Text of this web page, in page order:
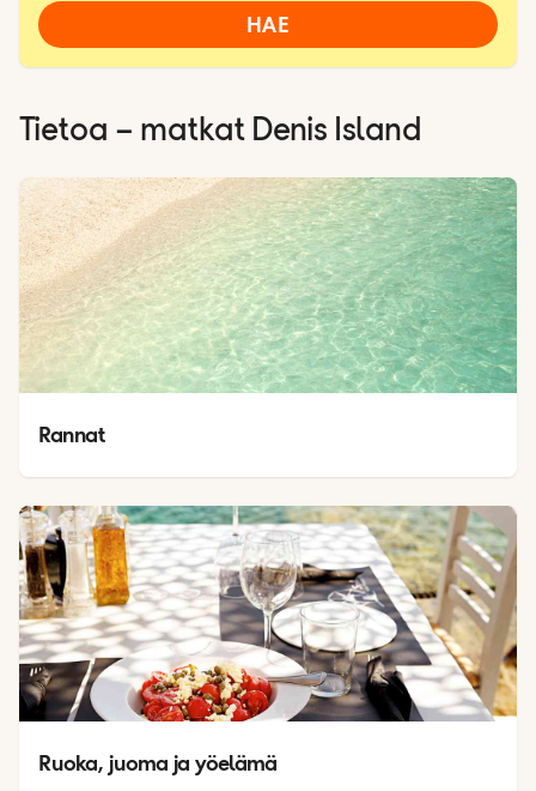
HAE
Tietoa – matkat Denis Island
Rannat
Ruoka, juoma ja yöelämä